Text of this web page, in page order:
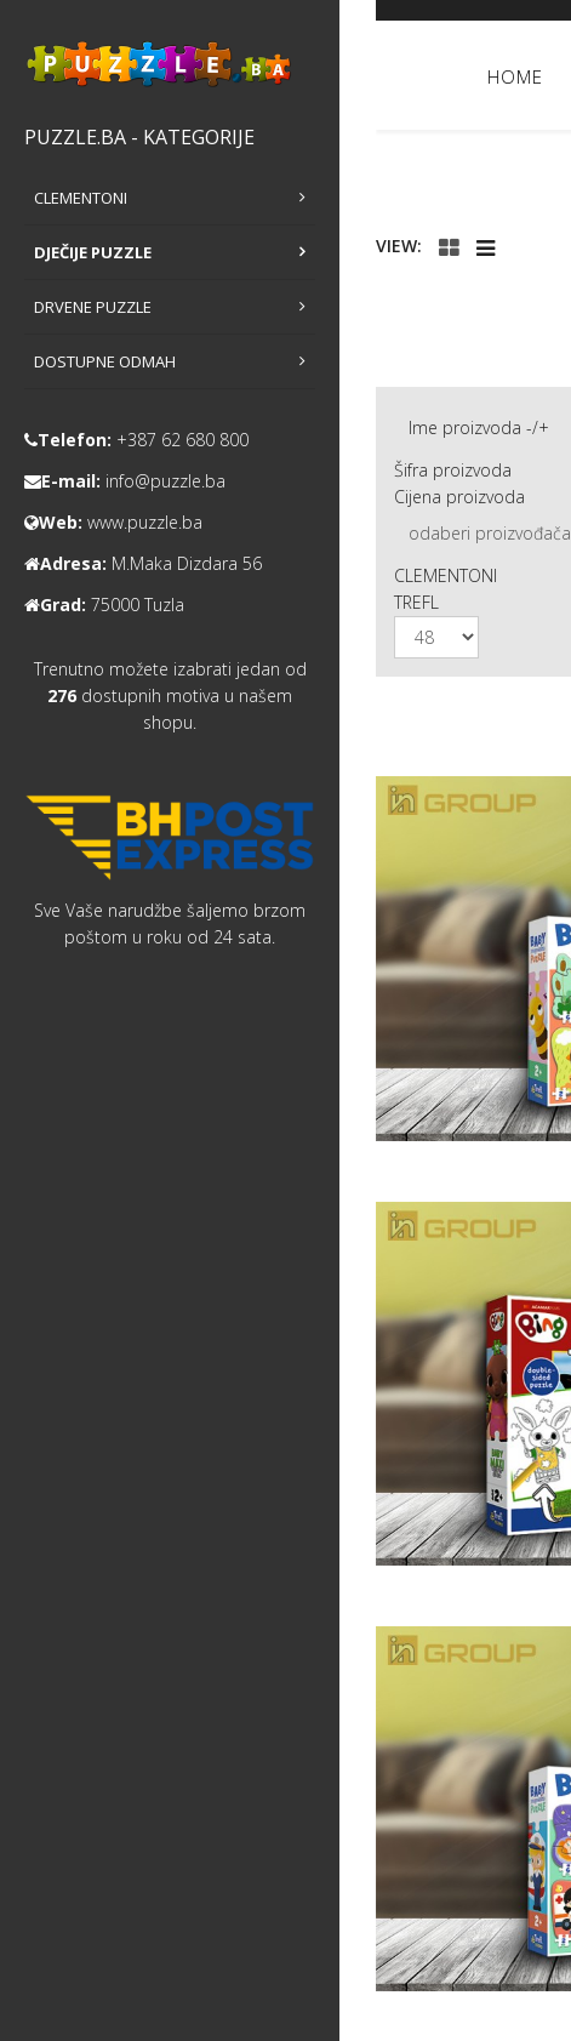
HOME
VIEW:
Ime proizvoda -/+
Šifra proizvoda
Cijena proizvoda
odaberi proizvođača
CLEMENTONI
TREFL
PUZZLE.BA - KATEGORIJE
CLEMENTONI
DJEČIJE PUZZLE
DRVENE PUZZLE
DOSTUPNE ODMAH
Telefon: +387 62 680 800
E-mail: info@puzzle.ba
Web: www.puzzle.ba
Adresa: M.Maka Dizdara 56
Grad: 75000 Tuzla
Trenutno možete izabrati jedan od
276 dostupnih motiva u našem
shopu.
Sve Vaše narudžbe šaljemo brzom
poštom u roku od 24 sata.